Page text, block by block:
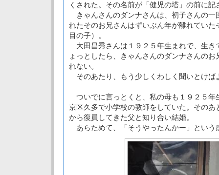
くされた。その名前が「健児の塔」の前に記
きゃんさんのダンナさんは、初子さんの一
れたそのお兄さんはずいぶん年が離れてい
目の子）。
大田昌秀さんは１９２５年生まれで、生き
ょっとしたら、きゃんさんのダンナさんの
れない。
そのあたり、もう少しくわしく聞いとけば
ついでに言っとくと、私の母も１９２５年
京区久多で小学校の教師をしていた。そのあ
から復員してきた父と知り合い結婚。
あらためて、「そうやったんかー」という